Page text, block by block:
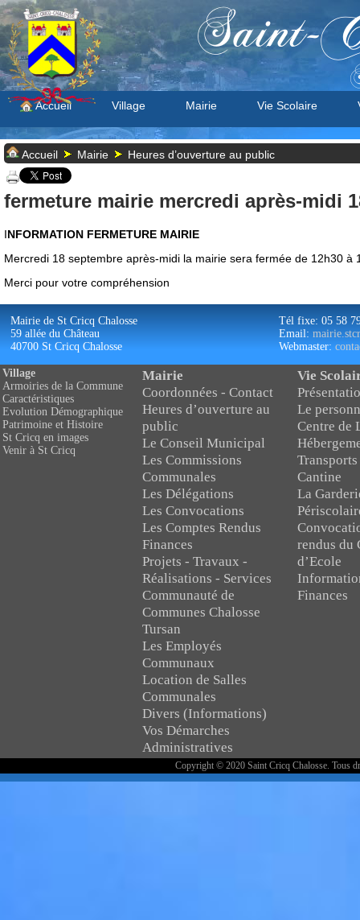
Saint-
Accueil Village Mairie Vie Scolaire
Accueil Mairie Heures d’ouverture au public
fermeture mairie mercredi après-midi
INFORMATION FERMETURE MAIRIE
Mercredi 18 septembre après-midi la mairie sera fermée de 12h30 à
Merci pour votre compréhension
Mairie de St Cricq Chalosse
59 allée du Château
40700 St Cricq Chalosse
Tél fixe: 05 58
Email:
Webmaster:
Village
Armoiries de la Commune
Caractéristiques
Evolution Démographique
Patrimoine et Histoire
St Cricq en images
Venir à St Cricq
Mairie
Coordonnées - Contact
Heures d’ouverture au
public
Le Conseil Municipal
Les Commissions
Communales
Les Délégations
Les Convocations
Les Comptes Rendus
Finances
Projets - Travaux -
Réalisations - Services
Communauté de
Communes Chalosse
Tursan
Les Employés
Communaux
Location de Salles
Communales
Divers (Informations)
Vos Démarches
Administratives
Vie
Le
Centre de
Cantine
La
rendus du
d’Ecole
Finances
Copyright © 2020 Saint Cricq Chalosse. Tous